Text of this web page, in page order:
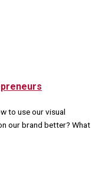
to use our visual
our brand better? What